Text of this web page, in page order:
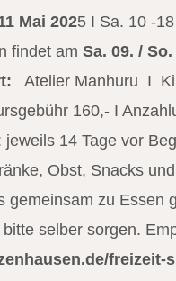
Mai 2025 I Sa. 10 -
findet amSa. 09. /
Atelier Manhuru I
160,- I
jeweils 14 Tage vor
Obst, Snacks
gemeinsam zu Essen
selber sorgen.
freizeit-